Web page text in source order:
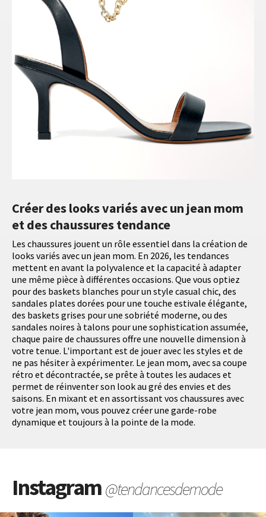
Créer des looks variés avec un jean mom
et des chaussures tendance
Les chaussures jouent un rôle essentiel dans la création de
looks variés avec un jean mom. En 2026, les tendances
mettent en avant la polyvalence et la capacité à adapter
une même pièce à différentes occasions. Que vous optiez
pour des baskets blanches pour un style casual chic, des
sandales plates dorées pour une touche estivale élégante,
des baskets grises pour une sobriété moderne, ou des
sandales noires à talons pour une sophistication assumée,
chaque paire de chaussures offre une nouvelle dimension à
votre tenue. L'important est de jouer avec les styles et de
ne pas hésiter à expérimenter. Le jean mom, avec sa coupe
rétro et décontractée, se prête à toutes les audaces et
permet de réinventer son look au gré des envies et des
saisons. En mixant et en assortissant vos chaussures avec
votre jean mom, vous pouvez créer une garde-robe
dynamique et toujours à la pointe de la mode.
Instagram@tendancesdemode